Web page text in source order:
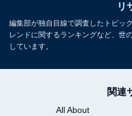
リ
編集部が独自目線で調査したトピッ
レンドに関するランキングなど、世
しています。
関連
All About